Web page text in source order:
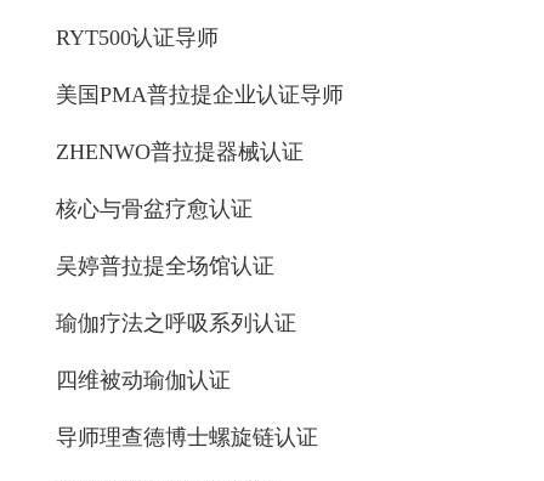
RYT500认证导师
美国PMA普拉提企业认证导师
ZHENWO普拉提器械认证
核心与骨盆疗愈认证
吴婷普拉提全场馆认证
瑜伽疗法之呼吸系列认证
四维被动瑜伽认证
导师理查德博士螺旋链认证